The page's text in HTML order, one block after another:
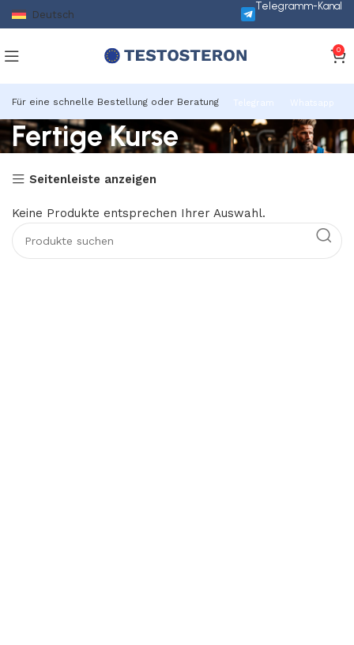
Deutsch
Telegramm-Kanal
0
Für eine schnelle Bestellung oder Beratung Telegram Whatsapp
Fertige Kurse
Seitenleiste anzeigen
Keine Produkte entsprechen Ihrer Auswahl.